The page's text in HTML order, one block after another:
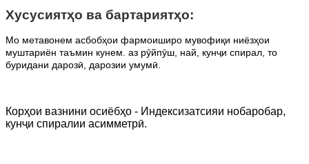
Хусусиятҳо ва бартариятҳо:
Мо метавонем асбобҳои фармоиширо мувофиқи ниёзҳои
муштариён таъмин кунем. аз рӯйпӯш, най, кунҷи спирал, то
буридани дарозӣ, дарозии умумӣ.
Корҳои вазнини осиёбҳо - Индексизатсияи нобаробар,
кунҷи спиралии асимметрӣ.